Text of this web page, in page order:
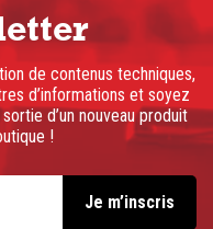
de contenus techniques,
d’informations et soyez
d’un nouveau produit
!